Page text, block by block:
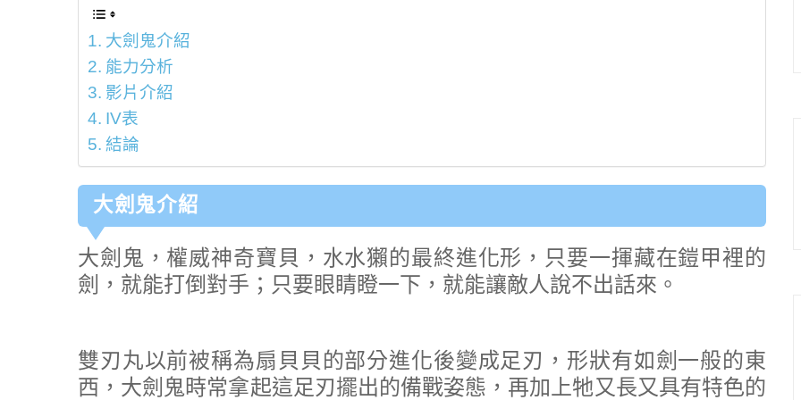
大劍鬼介紹
能力分析
影片介紹
IV表
結論
大劍鬼介紹
大劍鬼，權威神奇寶貝，水水獺的最終進化形，只要一揮藏在鎧甲裡的
劍，就能打倒對手；只要眼睛瞪一下，就能讓敵人說不出話來。
雙刃丸以前被稱為扇貝貝的部分進化後變成足刃，形狀有如劍一般的東
西，大劍鬼時常拿起這足刃擺出的備戰姿態，再加上牠又長又具有特色的